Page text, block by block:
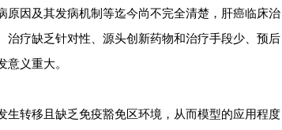
因及其发病机制等迄今尚不完全清楚，肝癌临床治
疗缺乏针对性、源头创新药物和治疗手段少、预后
义重大。
转移且缺乏免疫豁免区环境，从而模型的应用程度